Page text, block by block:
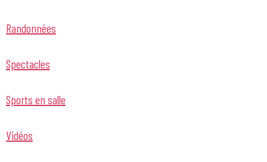
Randonnées
Spectacles
Sports en salle
Vidéos